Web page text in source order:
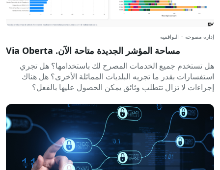
إدارة مفتوحة · التوافقية
مساحة المؤشر الجديدة متاحة الآن. Via Oberta
هل تستخدم جميع الخدمات المصرح لك باستخدامها؟ هل تجري
استفسارات بقدر ما تجريه البلديات المماثلة الأخرى؟ هل هناك
إجراءات لا تزال تتطلب وثائق يمكن الحصول عليها بالفعل؟